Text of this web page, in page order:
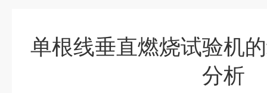
单根线垂直燃烧试验机
分析